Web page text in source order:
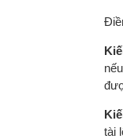
tài